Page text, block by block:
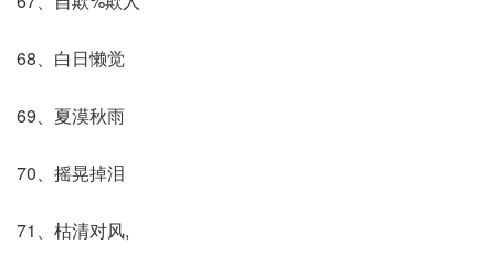
68、白日懒觉
69、夏漠秋雨
70、摇晃掉泪
71、枯清对风,